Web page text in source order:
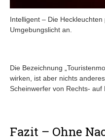
Intelligent – Die
Umgebungslicht an.
Die Bezeichnung
wirken, ist aber nichts
Scheinwerfer von Rechts- auf
Fazit – Ohne